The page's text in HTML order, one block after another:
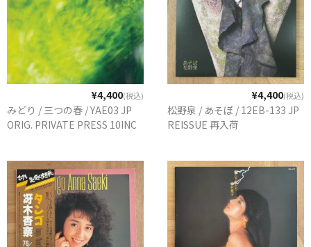
¥4,400(税込)
みどり / 三つの春 / YAE03 JP
ORIG. PRIVATE PRESS 10INC
¥4,400(税込)
松野泉 / あそぼ / 12EB-133 JP
REISSUE 再入荷